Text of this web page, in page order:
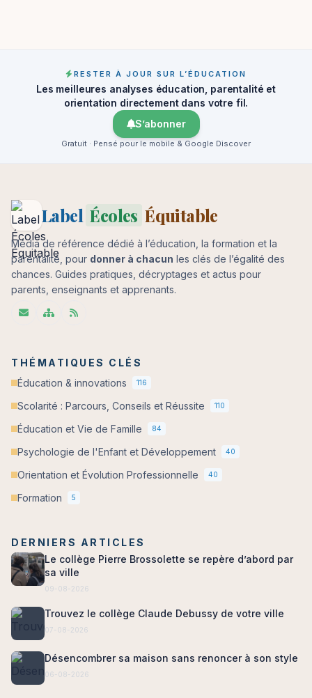
RESTER À JOUR SUR L’ÉDUCATION
Les meilleures analyses éducation, parentalité et
orientation directement dans votre fil.
S’abonner
Gratuit · Pensé pour le mobile & Google Discover
Label Écoles Équitable
Média de référence dédié à l’éducation, la formation et la
parentalité, pour donner à chacun les clés de l’égalité des
chances. Guides pratiques, décryptages et actus pour
parents, enseignants et apprenants.
THÉMATIQUES CLÉS
Éducation & innovations
116
Scolarité : Parcours, Conseils et Réussite 110
Éducation et Vie de Famille 84
Psychologie de l'Enfant et Développement 40
Orientation et Évolution Professionnelle 40
Formation 5
DERNIERS ARTICLES
Le collège Pierre Brossolette se repère d’abord par
sa ville
09-08-2026
Trouvez le collège Claude Debussy de votre ville
07-08-2026
Désencombrer sa maison sans renoncer à son style
06-08-2026